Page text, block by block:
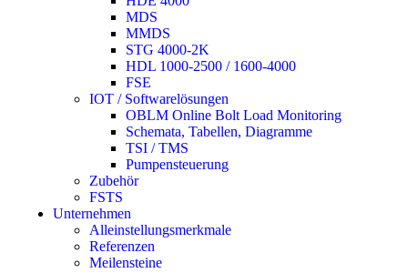
MDS
MMDS
STG 4000-2K
HDL 1000-2500 / 1600-4000
FSE
IOT / Softwarelösungen
OBLM Online Bolt Load Monitoring
Schemata, Tabellen, Diagramme
TSI / TMS
Pumpensteuerung
Zubehör
FSTS
Unternehmen
Alleinstellungsmerkmale
Referenzen
Meilensteine